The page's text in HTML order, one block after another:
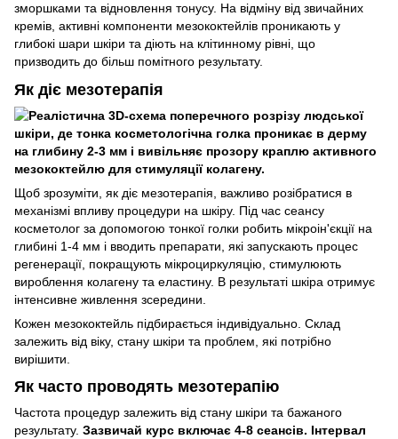
зморшками та відновлення тонусу. На відміну від звичайних
кремів, активні компоненти мезококтейлів проникають у
глибокі шари шкіри та діють на клітинному рівні, що
призводить до більш помітного результату.
Як діє мезотерапія
Щоб зрозуміти, як діє мезотерапія, важливо розібратися в
механізмі впливу процедури на шкіру. Під час сеансу
косметолог за допомогою тонкої голки робить мікроін'єкції на
глибині 1-4 мм і вводить препарати, які запускають процес
регенерації, покращують мікроциркуляцію, стимулюють
вироблення колагену та еластину. В результаті шкіра отримує
інтенсивне живлення зсередини.
Кожен мезококтейль підбирається індивідуально. Склад
залежить від віку, стану шкіри та проблем, які потрібно
вирішити.
Як часто проводять мезотерапію
Частота процедур залежить від стану шкіри та бажаного
результату. Зазвичай курс включає 4-8 сеансів. Інтервал